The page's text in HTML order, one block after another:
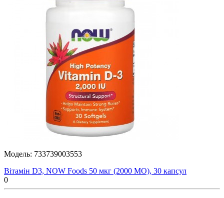
Модель: 733739003553
Вітамін D3, NOW Foods 50 мкг (2000 МО), 30 капсул
0